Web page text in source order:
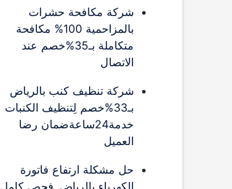
شركة مكافحة حشرات
بالمزاحمية 100% مكافحة
متكاملة بـ35%خصم عند
الاتصال
شركة تنظيف كنب بالرياض
بـ33%خصم لِتنظيف الكنبات
خدمة24ساعةضمان رضا
العميل
حل مشكلة ارتفاع فاتورة
الكهرباء بالرياض..فحص كامل